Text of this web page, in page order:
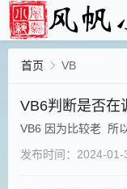
首页 VB
VB6判断是否在
VB6 因为比较老 所
发布时间：2024-